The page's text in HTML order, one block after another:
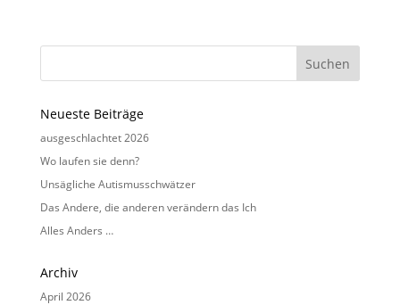
Neueste Beiträge
ausgeschlachtet 2026
Wo laufen sie denn?
Unsägliche Autismusschwätzer
Das Andere, die anderen verändern das Ich
Alles Anders …
Archiv
April 2026